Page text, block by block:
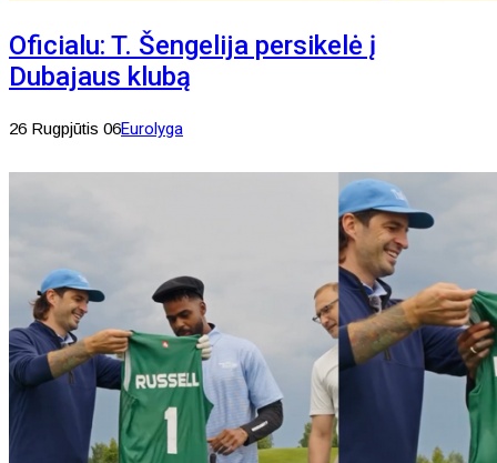
Oficialu: T. Šengelija persikelė į
Dubajaus klubą
26 Rugpjūtis 06Eurolyga